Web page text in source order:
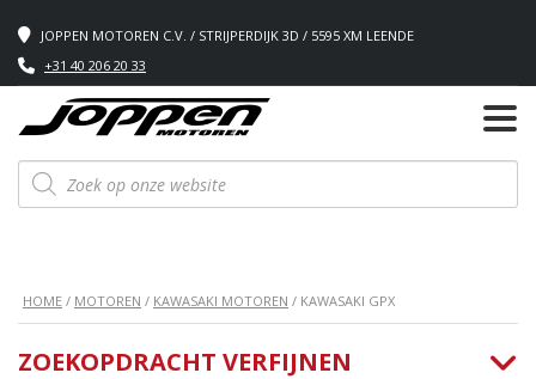
JOPPEN MOTOREN C.V. / STRIJPERDIJK 3D / 5595 XM LEENDE
+31 40 206 20 33
Producten
zoeken
HOME / MOTOREN / KAWASAKI MOTOREN / KAWASAKI GPX
ZOEKOPDRACHT VERFIJNEN